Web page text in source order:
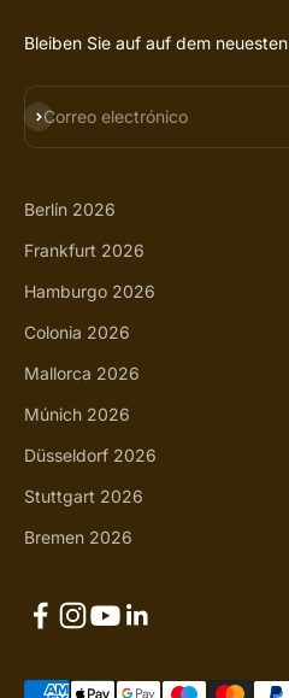
Bleiben Sie auf auf dem
Correo electrónico
SUSCRIBIRSE
Berlín 2026
Frankfurt 2026
Hamburgo 2026
Colonia 2026
Mallorca 2026
Múnich 2026
Düsseldorf 2026
Stuttgart 2026
Bremen 2026